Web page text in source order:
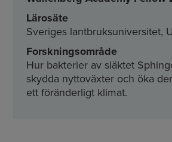
Lärosäte
Sveriges lantbruksuniversitet,
Forskningsområde
Hur bakterier av släktet
skydda nyttoväxter och öka
ett föränderligt klimat.